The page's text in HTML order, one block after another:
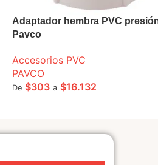
Adaptador hembra PVC
Pavco
Accesorios PVC
PAVCO
De $303 a $16.132